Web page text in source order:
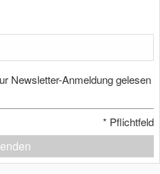
Newsletter-Anmeldung gelesen
* Pflichtfeld